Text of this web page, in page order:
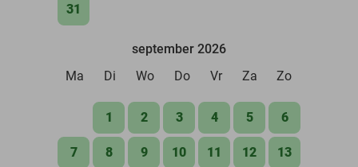
31
september 2026
Ma
Di Wo Do Vr Za Zo
1 2 3 4 5 6
7 8 9 10 11 12 13